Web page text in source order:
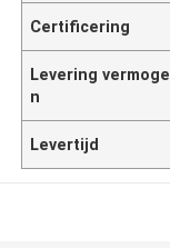
Certificering
Levering vermoge
n
Levertijd